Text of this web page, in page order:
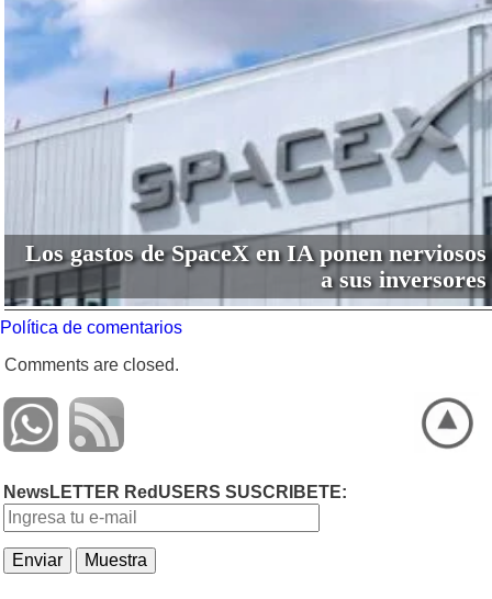
Los gastos de SpaceX en IA ponen nerviosos
a sus inversores
Política de comentarios
Comments are closed.
NewsLETTER RedUSERS SUSCRIBETE: